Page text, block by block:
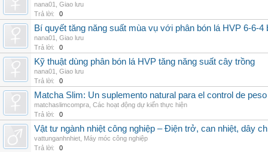
nana01
Giao lưu
Trả lời:
0
Bí quyết tăng năng suất mùa vụ với phân bón lá HVP 6-6-4
nana01
Giao lưu
Trả lời:
0
Kỹ thuật dùng phân bón lá HVP tăng năng suất cây trồng
nana01
Giao lưu
Trả lời:
0
Matcha Slim: Un suplemento natural para el control de peso
matchaslimcompra Các hoạt động dự kiến thực hiện
Trả lời:
0
Vật tư ngành nhiệt công nghiệp – Điện trở, can nhiệt, dây
vattunganhnhiet Máy móc công nghiệp
Trả lời:
0